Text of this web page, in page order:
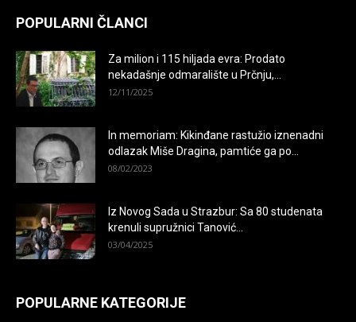
POPULARNI ČLANCI
Za milion i 115 hiljada evra: Prodato
nekadašnje odmaralište u Prčnju,...
12/11/2025
In memoriam: Kikinđane rastužio iznenadni
odlazak Miše Dragina, pamtiće ga po...
08/02/2023
Iz Novog Sada u Strazbur: Sa 80 studenata
krenuli supružnici Tanović...
03/04/2025
POPULARNE KATEGORIJE